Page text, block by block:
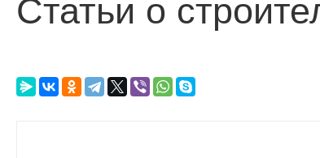
Статьи о